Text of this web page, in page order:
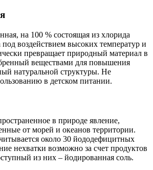
на 100 % состоящая из хлорида
под воздействием высоких температур и
превращает природный материал в
веществами для повышения
натуральной структуры. Не
в детском питании.
в природе явление,
от морей и океанов территории.
около 30 йододефицитных
нехватки возможно за счет продуктов
из них – йодированная соль.